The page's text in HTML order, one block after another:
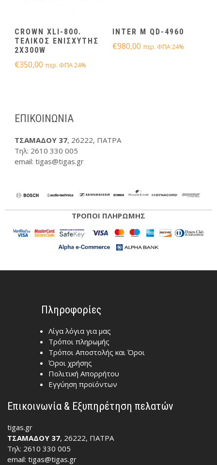
CROWN XLI-800.
ΤΕΛΙΚΟΣ ΕΝΙΣΧΥΤΗΣ
2Χ300W
€350,00 περ. ΦΠΑ 24%
INTER M QD-4960
€980,00 περ. ΦΠΑ 24%
ΕΠΙΚΟΙΝΩΝΙΑ
ΤΣΑΜΑΔΟΥ 37, 26222, ΠΑΤΡΑ
Τηλ: 2610 330 005
email: tigas@tigas.gr
ΤΡΟΠΟΙ ΠΛΗΡΩΜΗΣ
Πληροφορίες
Λίγα λόγια για μας
Τρόποι πληρωμής
Τρόποι Αποστολής και Όροι
Όροι χρήσης
Πολιτική Απορρήτου
Εγγύηση προϊόντων
Επικοινωνία & Εξυπηρέτηση πελατών
tigas.gr
ΤΣΑΜΑΔΟΥ 37, 26222, ΠΑΤΡΑ
Τηλ: 2610 330 005
email: tigas@tigas.gr